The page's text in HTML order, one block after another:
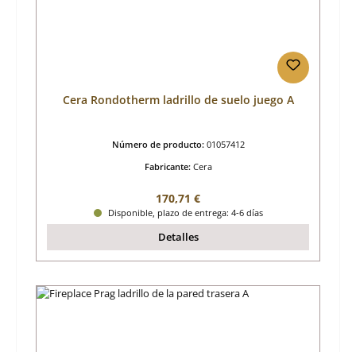
Cera Rondotherm ladrillo de suelo juego A
Número de producto: 01057412
Fabricante: Cera
Precio normal:
170,71 €
Disponible, plazo de entrega: 4-6 días
Detalles